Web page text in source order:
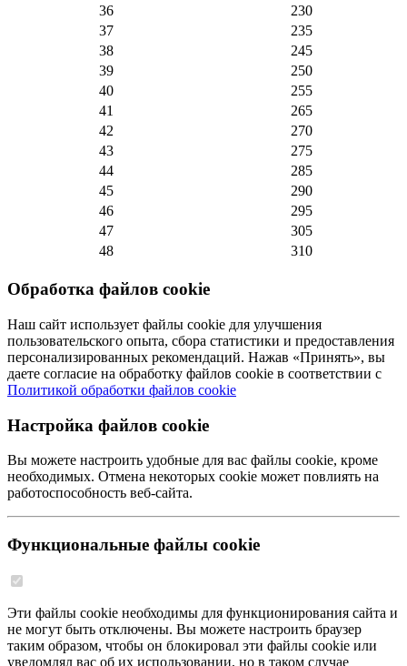
36
230
37
235
38
245
39
250
40
255
41
265
42
270
43
275
44
285
45
290
46
295
47
305
48
310
Обработка файлов cookie
Наш сайт использует файлы cookie для улучшения
пользовательского опыта, сбора статистики и предоставления
персонализированных рекомендаций. Нажав «Принять», вы
даете согласие на обработку файлов cookie в соответствии с
Политикой обработки файлов cookie
Настройка файлов cookie
Вы можете настроить удобные для вас файлы cookie, кроме
необходимых. Отмена некоторых cookie может повлиять на
работоспособность веб-сайта.
Функциональные файлы cookie
Эти файлы cookie необходимы для функционирования сайта и
не могут быть отключены. Вы можете настроить браузер
таким образом, чтобы он блокировал эти файлы cookie или
уведомлял вас об их использовании, но в таком случае